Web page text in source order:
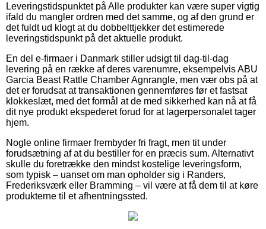
Leveringstidspunktet på Alle produkter kan være super vigtig
ifald du mangler ordren med det samme, og af den grund er
det fuldt ud klogt at du dobbelttjekker det estimerede
leveringstidspunkt på det aktuelle produkt.
En del e-firmaer i Danmark stiller udsigt til dag-til-dag
levering på en række af deres varenumre, eksempelvis ABU
Garcia Beast Rattle Chamber Agnrangle, men vær obs på at
det er forudsat at transaktionen gennemføres før et fastsat
klokkeslæt, med det formål at de med sikkerhed kan nå at få
dit nye produkt ekspederet forud for at lagerpersonalet tager
hjem.
Nogle online firmaer frembyder fri fragt, men tit under
forudsætning af at du bestiller for en præcis sum. Alternativt
skulle du foretrække den mindst kostelige leveringsform,
som typisk – uanset om man opholder sig i Randers,
Frederiksværk eller Bramming – vil være at få dem til at køre
produkterne til et afhentningssted.